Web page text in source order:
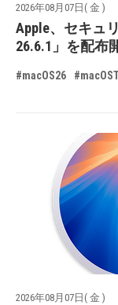
2026年08月07日( 金 )
Apple、セキュ
26.6.1」を配布
#macOS26
2026年08月07日( 金 )